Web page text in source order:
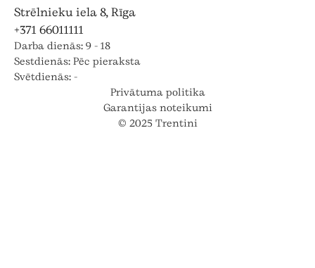
Strēlnieku iela 8, Rīga
+371 66011111
Darba dienās: 9 - 18
Sestdienās: Pēc pieraksta
Svētdienās: -
Privātuma politika
Garantijas noteikumi
© 2025 Trentini